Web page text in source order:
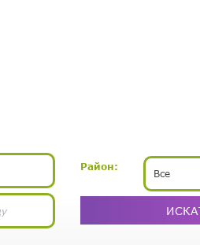
Район:
Все